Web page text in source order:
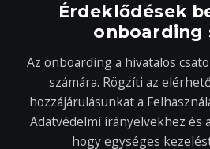
Érdeklődések
onboarding
Az onboarding a hivatalos
számára. Rögzíti az
hozzájárulásunkat a
Adatvédelmi irányelvekhez és
hogy egységes